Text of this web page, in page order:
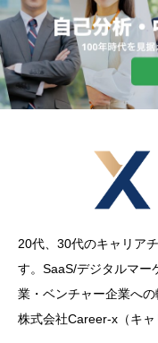
20代、30代のキャリア
す。SaaS/デジタルマー
業・ベンチャー企業への
株式会社Career-x（キャ